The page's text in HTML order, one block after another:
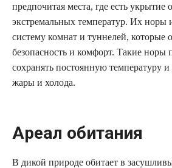
предпочитая места, где есть укрытие
экстремальных температур. Их
систему комнат и туннелей, которые
безопасность и комфорт. Такие норы
сохранять постоянную температуру
жары и холода.
Ареал обитания
В дикой природе обитает в